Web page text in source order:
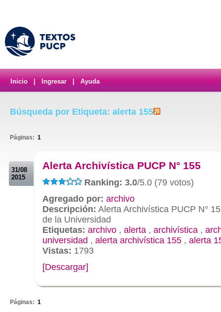
Inicio Ingresar Ayuda
Búsqueda por Etiqueta: alerta 155
Páginas: 1
31/08
2015
Alerta Archivística PUCP N° 155
Ranking: 3.0/5.0 (79 votos)
Agregado por: archivo
Descripción: Alerta Archivística PUCP N°
de la Universidad
Etiquetas: archivo , alerta , archivística ,
universidad , alerta archivística 155 , alerta
Vistas: 1793
[Descargar]
Páginas: 1